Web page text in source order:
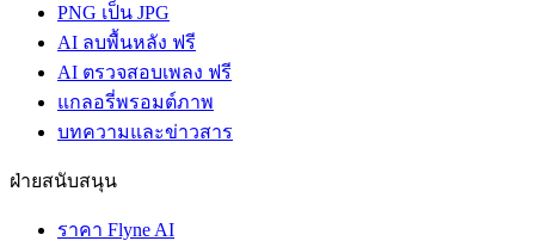
PNG เป็น JPG
AI ลบพื้นหลัง ฟรี
AI ตรวจสอบเพลง ฟรี
แกลอรี่พรอมต์ภาพ
บทความและข่าวสาร
ฝ่ายสนับสนุน
ราคา Flyne AI